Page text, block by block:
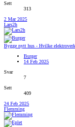
Sett
313
2 Mar 2025
Lars2h
Bygge nytt hus - Hvilke
Burger
14 Feb 2025
Svar
7
Sett
409
24 Feb 2025
Flemming